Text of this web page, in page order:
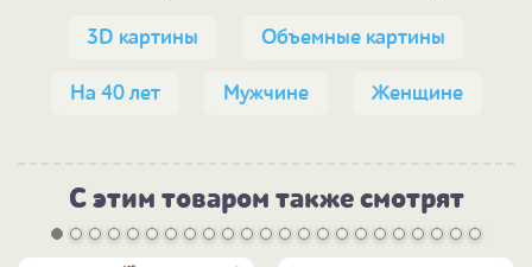
3D картины Объемные картины
На 40 лет Мужчине Женщине
С этим товаром также смотрят